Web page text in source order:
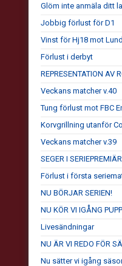
Glöm inte anmäla ditt
Jobbig förlust för D1
Vinst för Hj18 mot
Förlust i derbyt
REPRESENTATION AV
Veckans matcher v.40
Tung förlust mot FBC
Korvgrillning utanför
Veckans matcher v.39
SEGER I SERIEPREMIÄR
Förlust i första
NU BÖRJAR SERIEN!
NU KÖR VI IGÅNG
Livesändningar
NU ÄR VI REDO FÖR
Nu sätter vi igång